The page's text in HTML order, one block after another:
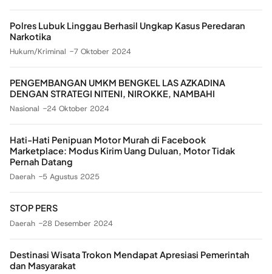
Polres Lubuk Linggau Berhasil Ungkap Kasus Peredaran
Narkotika
Hukum/Kriminal 7 Oktober 2024
PENGEMBANGAN UMKM BENGKEL LAS AZKADINA
DENGAN STRATEGI NITENI, NIROKKE, NAMBAHI
Nasional 24 Oktober 2024
Hati-Hati Penipuan Motor Murah di Facebook
Marketplace: Modus Kirim Uang Duluan, Motor Tidak
Pernah Datang
Daerah 5 Agustus 2025
STOP PERS
Daerah 28 Desember 2024
Destinasi Wisata Trokon Mendapat Apresiasi Pemerintah
dan Masyarakat